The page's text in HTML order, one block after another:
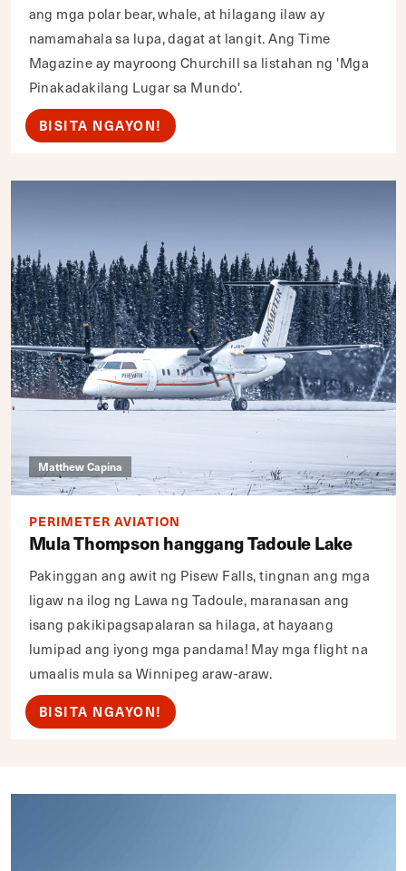
ang mga polar bear, whale, at hilagang ilaw ay
namamahala sa lupa, dagat at langit. Ang Time
Magazine ay mayroong Churchill sa listahan ng 'Mga
Pinakadakilang Lugar sa Mundo'.
BISITA NGAYON!
Matthew Capina
PERIMETER AVIATION
Mula Thompson hanggang Tadoule Lake
Pakinggan ang awit ng Pisew Falls, tingnan ang mga
ligaw na ilog ng Lawa ng Tadoule, maranasan ang
isang pakikipagsapalaran sa hilaga, at hayaang
lumipad ang iyong mga pandama! May mga flight na
umaalis mula sa Winnipeg araw-araw.
BISITA NGAYON!